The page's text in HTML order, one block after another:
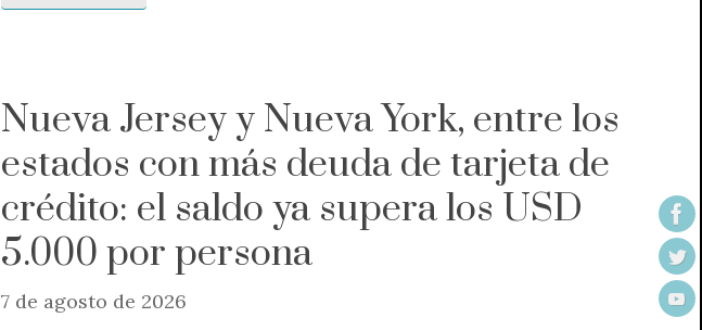
Nueva Jersey y Nueva York, entre los
estados con más deuda de tarjeta de
crédito: el saldo ya supera los USD
5.000 por persona
7 de agosto de 2026